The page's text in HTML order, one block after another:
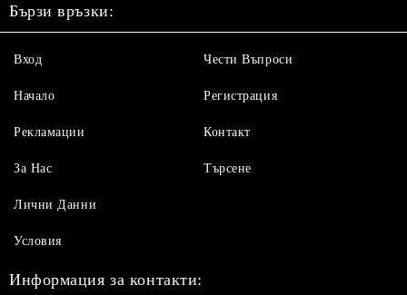
Бързи връзки:
Вход
Начало
Рекламации
За Нас
Чести Въпроси
Регистрация
Контакт
Търсене
Лични Данни
Условия
Информация за контакти: